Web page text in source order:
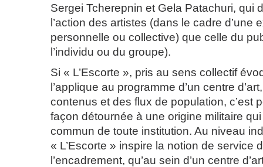
Sergei Tcherepnin et Gela Patachuri, qui
l’action des artistes (dans le cadre d’une
personnelle ou collective) que celle du
l’individu ou du groupe).
Si « L’Escorte », pris au sens collectif
l’applique au programme d’un centre
contenus et des flux de population, c’est
façon détournée à une origine militaire
commun de toute institution. Au niveau
« L’Escorte » inspire la notion de service
l’encadrement, qu’au sein d’un centre